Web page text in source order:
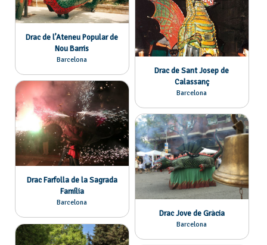
Drac de l’Ateneu Popular de
Nou Barris
Barcelona
Drac de Sant Josep de
Calassanç
Barcelona
Drac Farfolla de la Sagrada
Família
Barcelona
Drac Jove de Gràcia
Barcelona